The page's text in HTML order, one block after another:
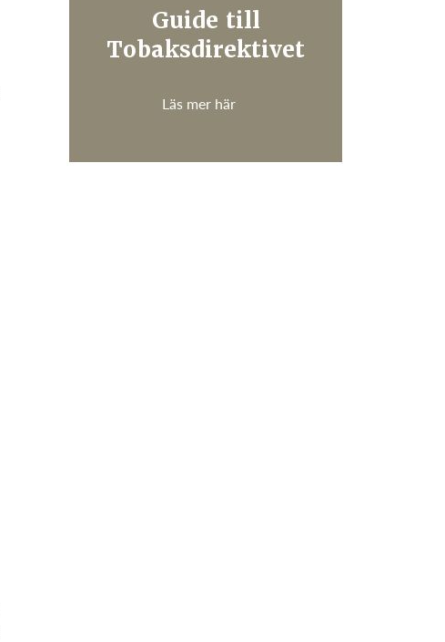
Guide till
Tobaksdirektivet
Läs mer här